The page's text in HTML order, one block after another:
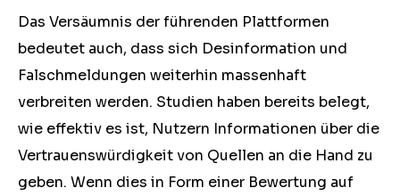
Das Versäumnis der führenden Plattformen
bedeutet auch, dass sich Desinformation und
Falschmeldungen weiterhin massenhaft
verbreiten werden. Studien haben bereits belegt,
wie effektiv es ist, Nutzern Informationen über die
Vertrauenswürdigkeit von Quellen an die Hand zu
geben. Wenn dies in Form einer Bewertung auf